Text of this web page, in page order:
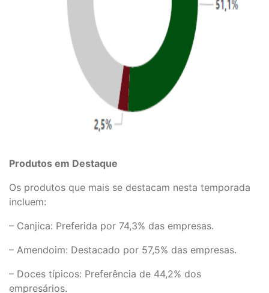
Produtos em Destaque
Os produtos que mais se destacam nesta temporada
incluem:
– Canjica: Preferida por 74,3% das empresas.
– Amendoim: Destacado por 57,5% das empresas.
– Doces típicos: Preferência de 44,2% dos
empresários.